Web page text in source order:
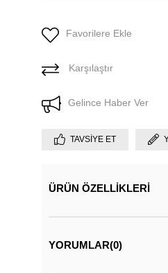
Favorilere Ekle
Karşılaştır
Gelince Haber Ver
TAVSIYE ET
ÜRÜN ÖZELLIKLERI
YORUMLAR(0)